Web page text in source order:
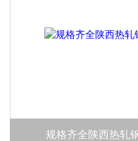
规格齐全陕西热轧